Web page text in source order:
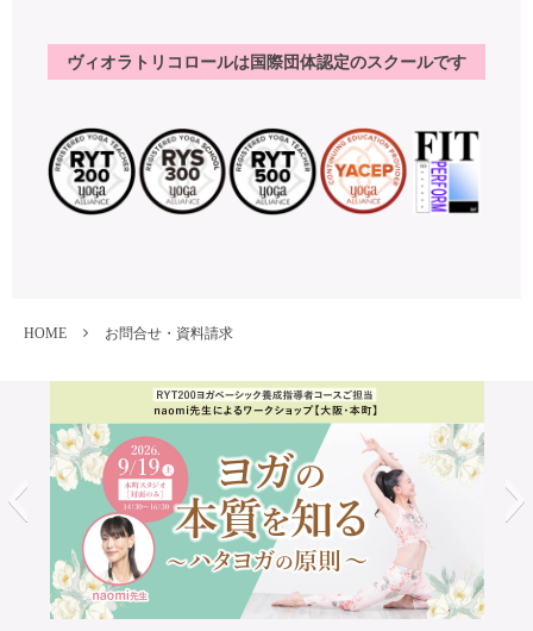
ヴィオラトリコロールは国際団体認定のスクールです
HOME お問合せ・資料請求